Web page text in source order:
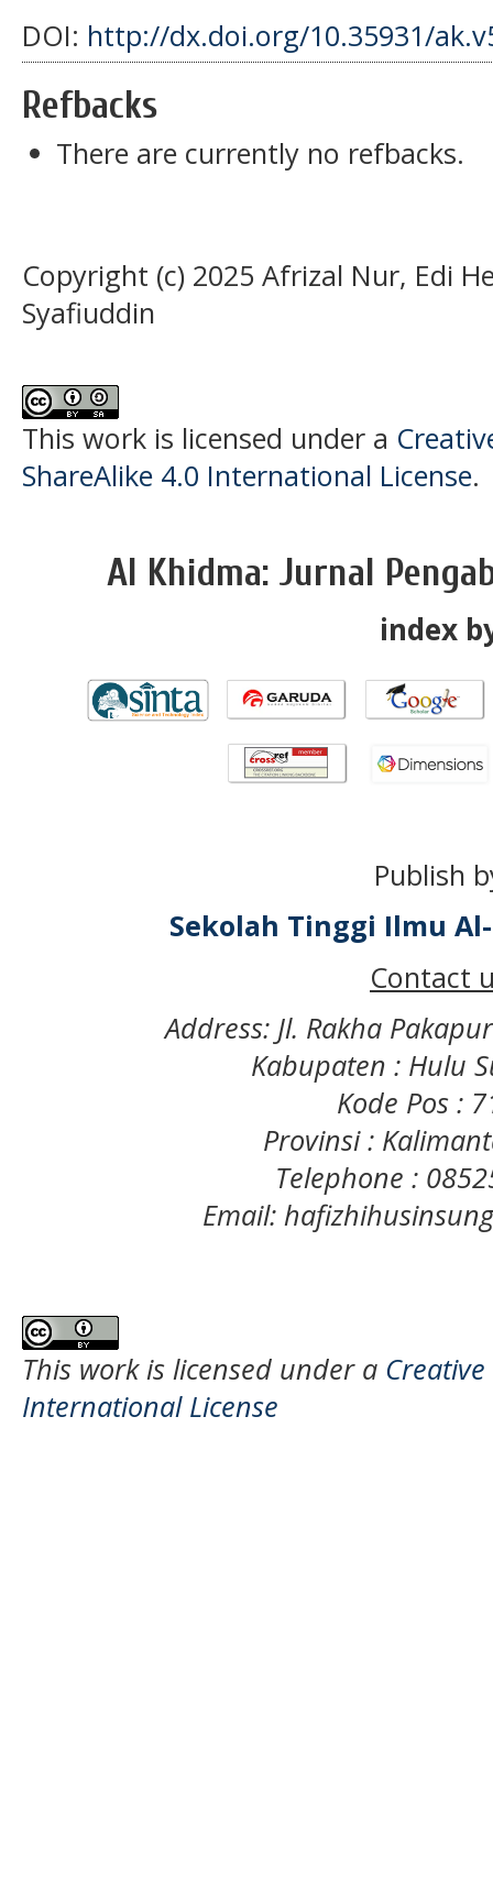
DOI: http://dx.doi.org/10.35931/
Refbacks
There are currently no refbacks.
Copyright (c) 2025 Afrizal Nur, Edi
Syafiuddin
This work is licensed under a
ShareAlike 4.0 International License.
Al Khidma: Jurnal
index
Publish
Sekolah Tinggi Ilmu
Contact
Address: Jl. Rakha
Kabupaten : Hulu
Kode Pos :
Provinsi :
Telephone :
Email:
This work is licensed under a
International License